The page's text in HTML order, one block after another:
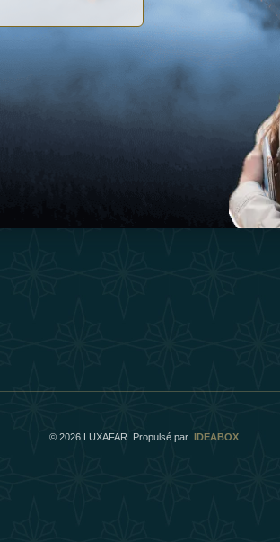
comme une
les voyageurs des
de luxe
Inspirations
Our
© 2026 LUXAFAR. Propulsé par IDEABOX